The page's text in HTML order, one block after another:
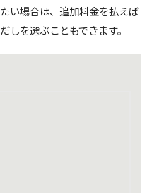
い場合は、追加料金を払えば
しを選ぶこともできます。